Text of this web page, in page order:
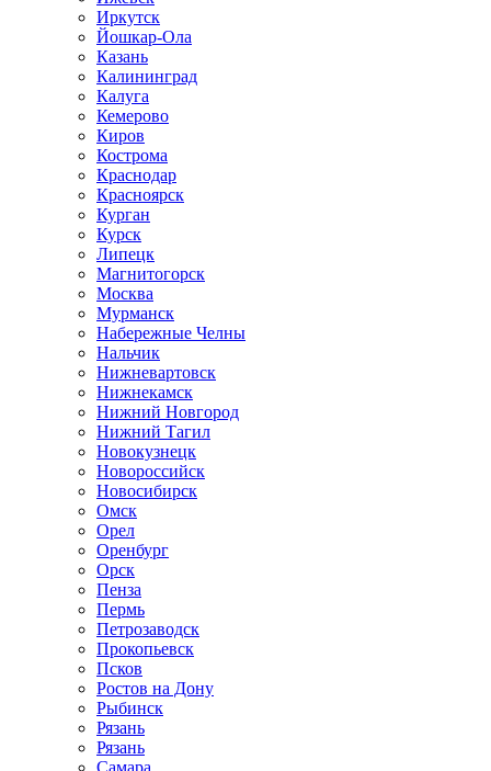
Иркутск
Йошкар-Ола
Казань
Калининград
Калуга
Кемерово
Киров
Кострома
Краснодар
Красноярск
Курган
Курск
Липецк
Магнитогорск
Москва
Мурманск
Набережные Челны
Нальчик
Нижневартовск
Нижнекамск
Нижний Новгород
Нижний Тагил
Новокузнецк
Новороссийск
Новосибирск
Омск
Орел
Оренбург
Орск
Пенза
Пермь
Петрозаводск
Прокопьевск
Псков
Ростов на Дону
Рыбинск
Рязань
Рязань
Самара